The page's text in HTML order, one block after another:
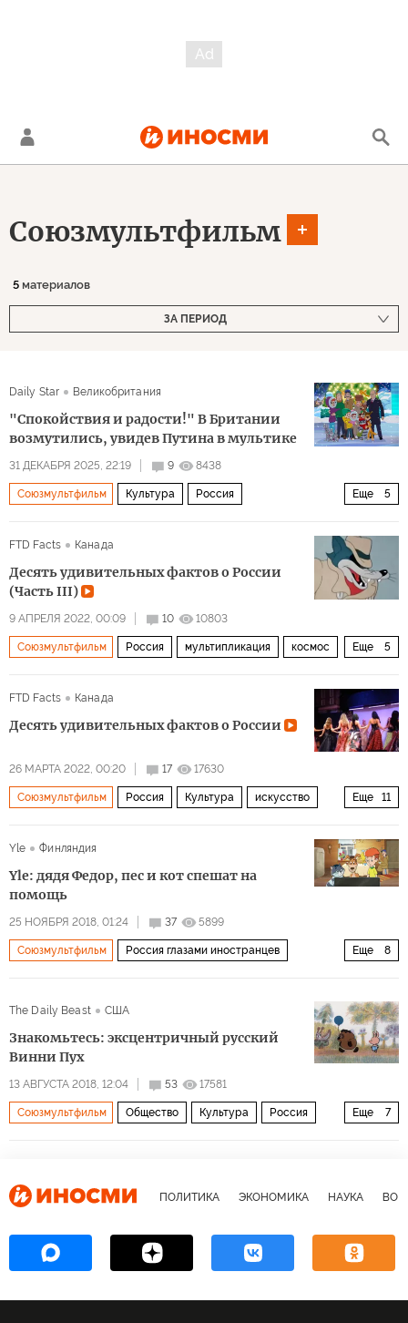
Союзмультфильм
5 материалов
ЗА ПЕРИОД
Daily Star Великобритания
"Спокойствия и радости!" В Британии
возмутились, увидев Путина в мультике
31 ДЕКАБРЯ 2025, 22:19 9 8438
Еще 5
Союзмультфильм Культура Россия
FTD Facts Канада
Десять удивительных фактов о России
(Часть III)
9 АПРЕЛЯ 2022, 00:09 10 10803
Еще 5
Союзмультфильм Россия мультипликация космос
FTD Facts Канада
Десять удивительных фактов о России
26 МАРТА 2022, 00:20 17 17630
Еще 11
Союзмультфильм Россия Культура искусство
Эрмитаж Международная космическая станция (МКС)
Мультимедиа
Yle Финляндия
Yle: дядя Федор, пес и кот спешат на
помощь
25 НОЯБРЯ 2018, 01:24 37 5899
Еще 8
Союзмультфильм Россия глазами иностранцев
Москва Эдуард Успенский
Юрий Норштейн мультипликация
The Daily Beast США
Знакомьтесь: эксцентричный русский
Винни Пух
13 АВГУСТА 2018, 12:04 53 17581
Еще 7
Союзмультфильм Общество Культура Россия
ПОЛИТИКА
ЭКОНОМИКА НАУКА